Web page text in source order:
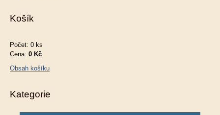
Košík
Počet: 0 ks
Cena: 0 Kč
Obsah košíku
Kategorie